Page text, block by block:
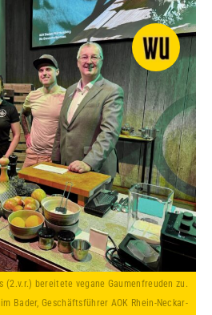
(2.v.r.) bereitete vegane Gaumenfreuden zu.
Bader, Geschäftsführer AOK Rhein-Neckar-